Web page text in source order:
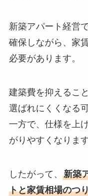
新築アパート経営
確保しながら、家
必要があります。
建築費を抑えるこ
選ばれにくくなる
一方で、仕様を上
がりやすくなります
したがって、 新築
トと家賃相場のつ